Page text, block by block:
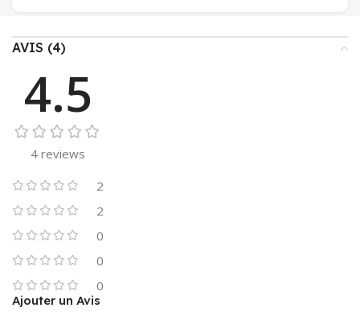
AVIS (4)
4.5
4 reviews
2
2
0
0
0
Ajouter un Avis